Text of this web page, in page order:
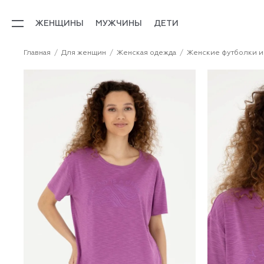
ЖЕНЩИНЫ МУЖЧИНЫ ДЕТИ
Главная Для женщин Женская одежда Женские футболки и